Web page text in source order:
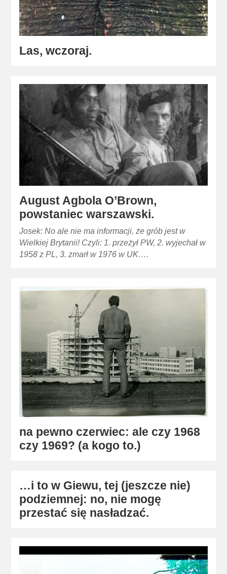
Las, wczoraj.
August Agbola O’Brown,
powstaniec warszawski.
Josek: No ale nie ma informacji, że grób jest w
Wielkiej Brytanii! Czyli: 1. przeżył PW, 2. wyjechał w
1958 z PL, 3. zmarł w 1976 w UK….
na pewno czerwiec: ale czy 1968
czy 1969? (a kogo to.)
…i to w Giewu, tej (jeszcze nie)
podziemnej: no, nie mogę
przestać się nasładzać.